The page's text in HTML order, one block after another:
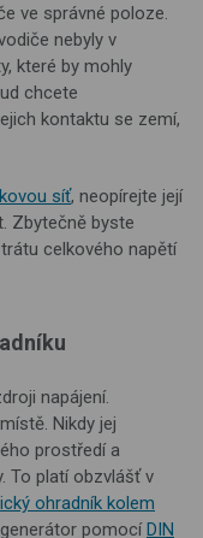
ve správné poloze.
nebyly v
které by mohly
chcete
kontaktu se zemí,
síť, neopírejte její
Zbytečně byste
celkového napětí
napájení.
Nikdy jej
prostředí a
To platí obzvlášť v
ohradník kolem
pomocíDIN